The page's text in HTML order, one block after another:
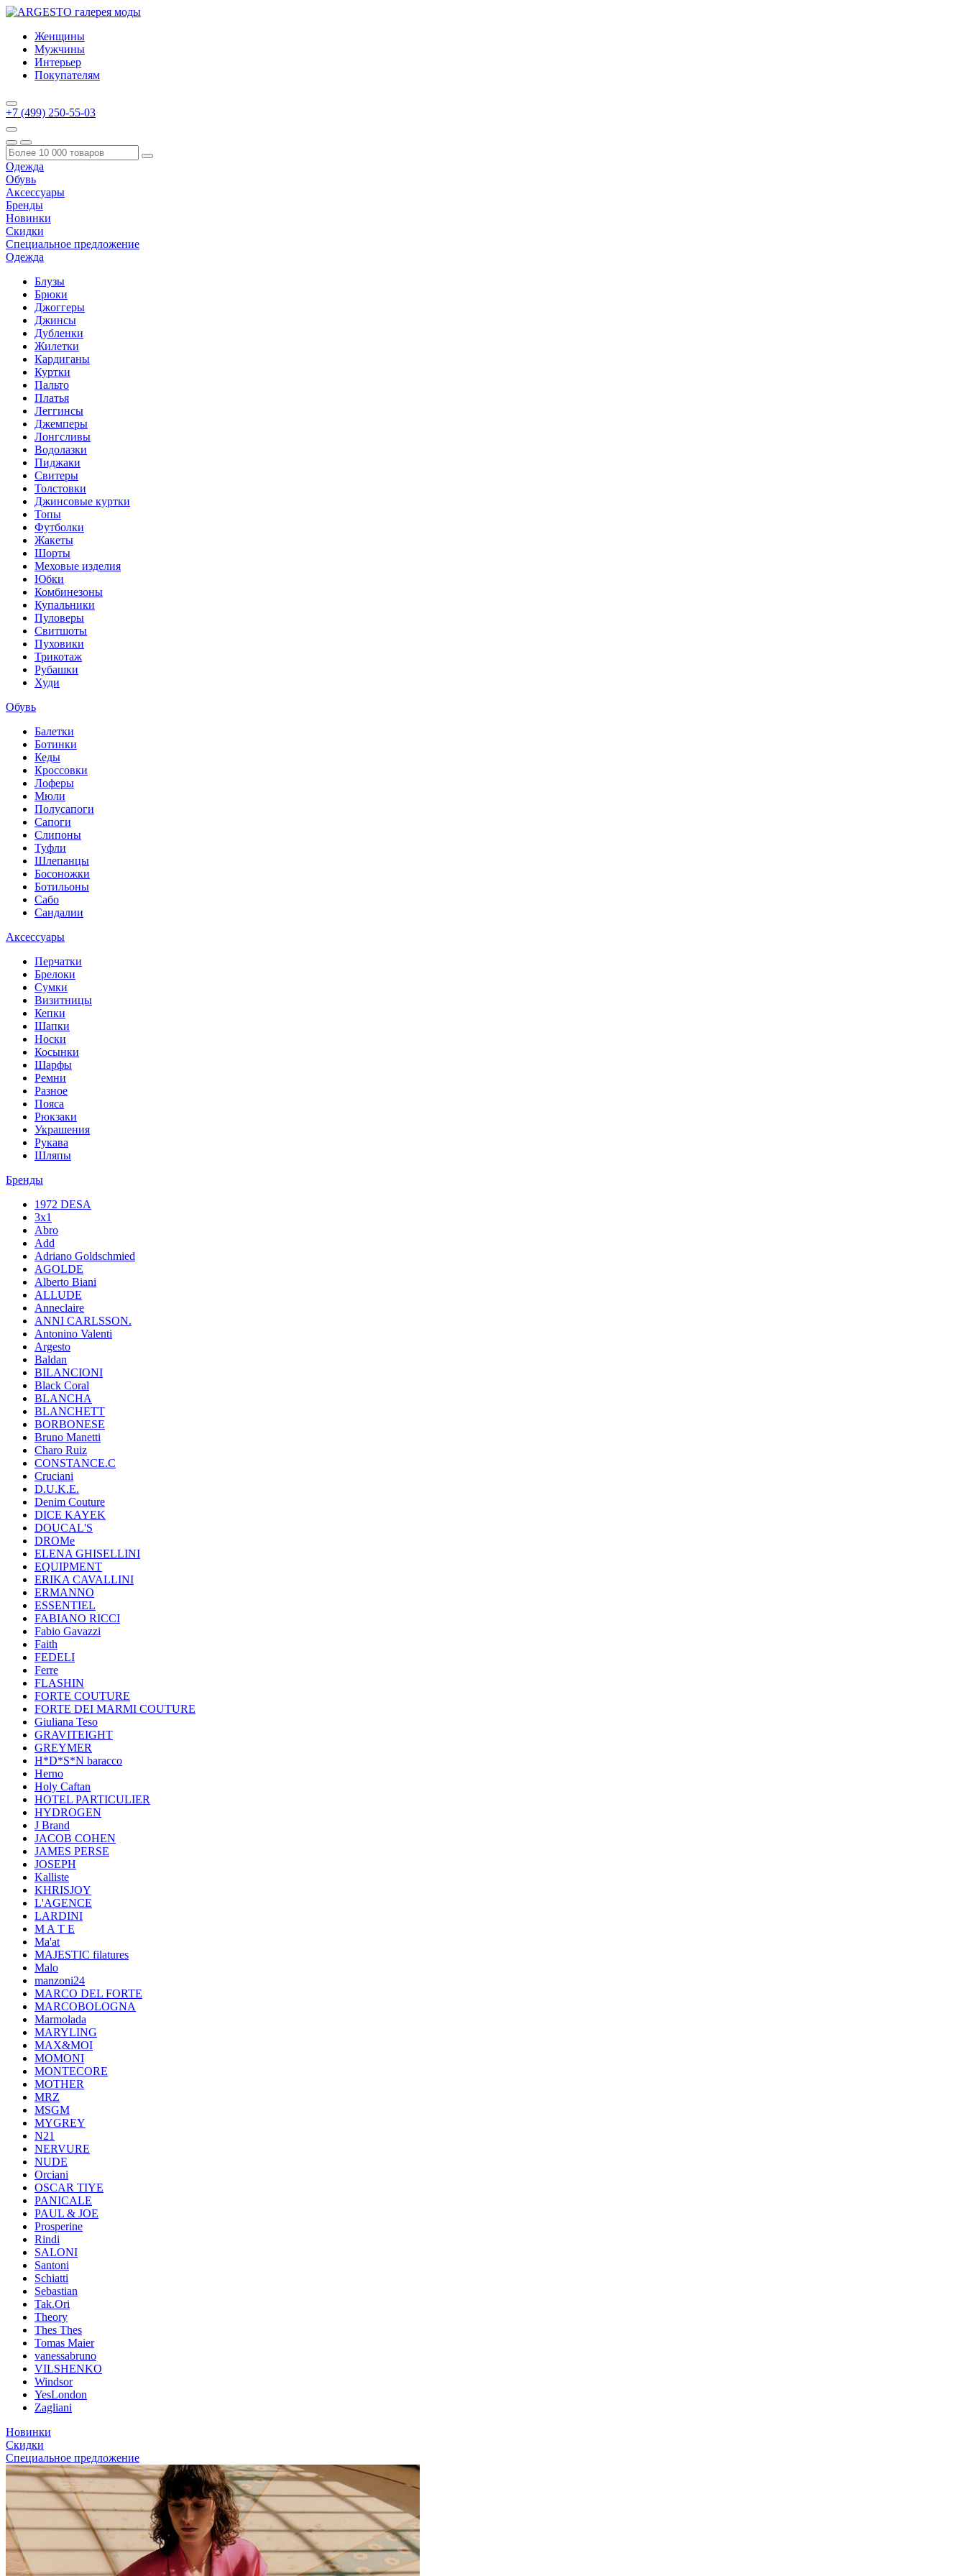
Женщины
Мужчины
Интерьер
Покупателям
+7 (499) 250-55-03
Одежда
Обувь
Аксессуары
Бренды
Новинки
Скидки
Специальное предложение
Одежда
Блузы
Брюки
Джоггеры
Джинсы
Дубленки
Жилетки
Кардиганы
Куртки
Пальто
Платья
Леггинсы
Джемперы
Лонгсливы
Водолазки
Пиджаки
Свитеры
Толстовки
Джинсовые куртки
Топы
Футболки
Жакеты
Шорты
Меховые изделия
Юбки
Комбинезоны
Купальники
Пуловеры
Свитшоты
Пуховики
Трикотаж
Рубашки
Худи
Обувь
Балетки
Ботинки
Кеды
Кроссовки
Лоферы
Мюли
Полусапоги
Сапоги
Слипоны
Туфли
Шлепанцы
Босоножки
Ботильоны
Сабо
Сандалии
Аксессуары
Перчатки
Брелоки
Сумки
Визитницы
Кепки
Шапки
Носки
Косынки
Шарфы
Ремни
Разное
Пояса
Рюкзаки
Украшения
Рукава
Шляпы
Бренды
1972 DESA
3x1
Abro
Add
Adriano Goldschmied
AGOLDE
Alberto Biani
ALLUDE
Anneclaire
ANNI CARLSSON.
Antonino Valenti
Argesto
Baldan
BILANCIONI
Black Coral
BLANCHA
BLANCHETT
BORBONESE
Bruno Manetti
Charo Ruiz
CONSTANCE.C
Cruciani
D.U.K.E.
Denim Couture
DICE KAYEK
DOUCAL'S
DROMe
ELENA GHISELLINI
EQUIPMENT
ERIKA CAVALLINI
ERMANNO
ESSENTIEL
FABIANO RICCI
Fabio Gavazzi
Faith
FEDELI
Ferre
FLASHIN
FORTE COUTURE
FORTE DEI MARMI COUTURE
Giuliana Teso
GRAVITEIGHT
GREYMER
H*D*S*N baracco
Herno
Holy Caftan
HOTEL PARTICULIER
HYDROGEN
J Brand
JACOB COHEN
JAMES PERSE
JOSEPH
Kalliste
KHRISJOY
L'AGENCE
LARDINI
M A T E
Ma'at
MAJESTIC filatures
Malo
manzoni24
MARCO DEL FORTE
MARCOBOLOGNA
Marmolada
MARYLING
MAX&MOI
MOMONI
MONTECORE
MOTHER
MRZ
MSGM
MYGREY
N21
NERVURE
NUDE
Orciani
OSCAR TIYE
PANICALE
PAUL & JOE
Prosperine
Rindi
SALONI
Santoni
Schiatti
Sebastian
Tak.Ori
Theory
Thes Thes
Tomas Maier
vanessabruno
VILSHENKO
Windsor
YesLondon
Zagliani
Новинки
Скидки
Специальное предложение